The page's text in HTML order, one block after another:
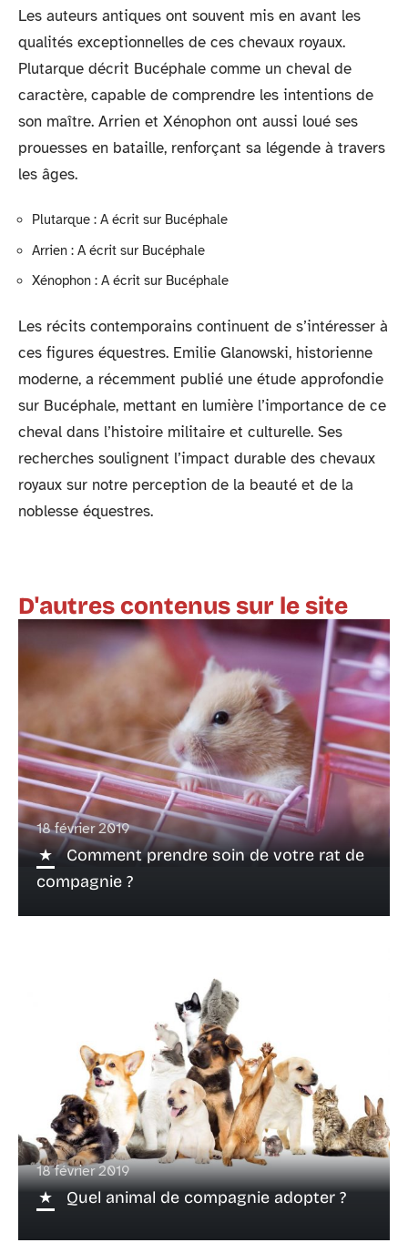
Les auteurs antiques ont souvent mis en avant les
qualités exceptionnelles de ces chevaux royaux.
Plutarque décrit Bucéphale comme un cheval de
caractère, capable de comprendre les intentions de
son maître. Arrien et Xénophon ont aussi loué ses
prouesses en bataille, renforçant sa légende à travers
les âges.
Plutarque : A écrit sur Bucéphale
Arrien : A écrit sur Bucéphale
Xénophon : A écrit sur Bucéphale
Les récits contemporains continuent de s’intéresser à
ces figures équestres. Emilie Glanowski, historienne
moderne, a récemment publié une étude approfondie
sur Bucéphale, mettant en lumière l’importance de ce
cheval dans l’histoire militaire et culturelle. Ses
recherches soulignent l’impact durable des chevaux
royaux sur notre perception de la beauté et de la
noblesse équestres.
D'autres contenus sur le site
18 février 2019
Comment prendre soin de votre rat de
compagnie ?
18 février 2019
Quel animal de compagnie adopter ?